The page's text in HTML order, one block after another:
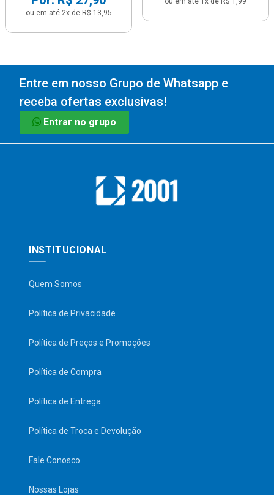
ou em até 2x de R$ 13,95
Entre em nosso Grupo de Whatsapp e
receba ofertas exclusivas!
Entrar no grupo
INSTITUCIONAL
Quem Somos
Política de Privacidade
Política de Preços e Promoções
Política de Compra
Política de Entrega
Política de Troca e Devolução
Fale Conosco
Nossas Lojas